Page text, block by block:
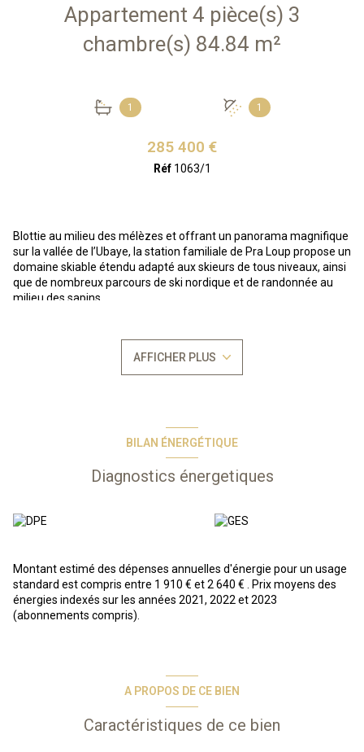
+7
Appartement 4 pièce(s) 3
chambre(s) 84.84 m²
1 1
285 400 €
Réf 1063/1
Blottie au milieu des mélèzes et offrant un panorama magnifique
sur la vallée de l’Ubaye, la station familiale de Pra Loup propose un
domaine skiable étendu adapté aux skieurs de tous niveaux, ainsi
que de nombreux parcours de ski nordique et de randonnée au
milieu des sapins.
salle d'eau, d'un WC indépendant, d'une salle de bains, le bien
bénéficie également d'une grande terrasse d'environ 130m².
disponibles sur le site Géorisques :
www.georisques.gouv.fr
AFFICHER PLUS
BILAN ÉNERGÉTIQUE
Diagnostics énergetiques
Montant estimé des dépenses annuelles d'énergie pour un usage
standard est compris entre 1 910 € et 2 640 € . Prix moyens des
énergies indexés sur les années 2021, 2022 et 2023
(abonnements compris).
A PROPOS DE CE BIEN
Caractéristiques de ce bien